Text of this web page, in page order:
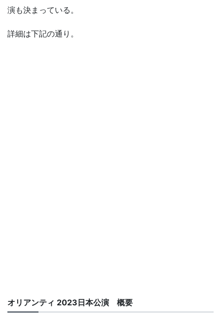
演も決まっている。
詳細は下記の通り。
オリアンティ 2023日本公演 概要